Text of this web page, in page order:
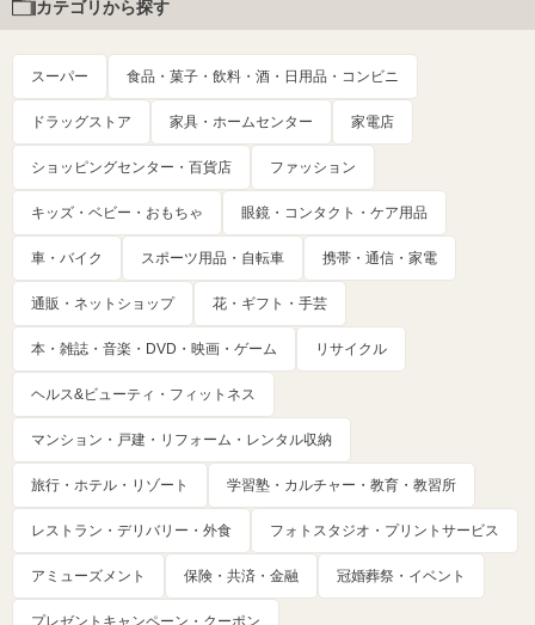
カテゴリから探す
スーパー 食品・菓子・飲料・酒・日用品・コンビニ
ドラッグストア 家具・ホームセンター 家電店
ショッピングセンター・百貨店 ファッション
キッズ・ベビー・おもちゃ 眼鏡・コンタクト・ケア用品
車・バイク スポーツ用品・自転車 携帯・通信・家電
通販・ネットショップ 花・ギフト・手芸
本・雑誌・音楽・DVD・映画・ゲーム リサイクル
ヘルス&ビューティ・フィットネス
マンション・戸建・リフォーム・レンタル収納
旅行・ホテル・リゾート 学習塾・カルチャー・教育・教習所
レストラン・デリバリー・外食 フォトスタジオ・プリントサービス
アミューズメント 保険・共済・金融 冠婚葬祭・イベント
プレゼントキャンペーン・クーポン